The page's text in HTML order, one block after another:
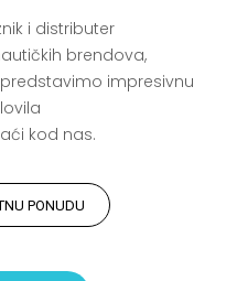
i distributer
brendova,
impresivnu
kod nas.
PONUDU